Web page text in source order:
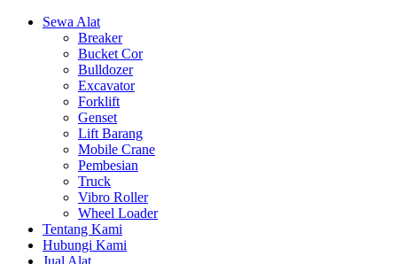
Sewa Alat
Breaker
Bucket Cor
Bulldozer
Excavator
Forklift
Genset
Lift Barang
Mobile Crane
Pembesian
Truck
Vibro Roller
Wheel Loader
Tentang Kami
Hubungi Kami
Jual Alat